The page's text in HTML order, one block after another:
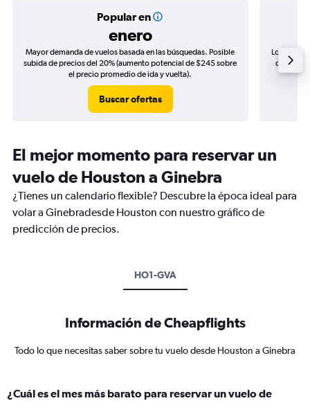
Popular en
enero
Mayor demanda de vuelos basada en las búsquedas. Posible
subida de precios del 20% (aumento potencial de $245 sobre
el precio promedio de ida y vuelta).
Buscar ofertas
Los
de
El mejor momento para reservar un
vuelo de Houston a Ginebra
¿Tienes un calendario flexible? Descubre la época ideal para
volar a Ginebradesde Houston con nuestro gráfico de
predicción de precios.
HO1-GVA
Información de Cheapflights
Todo lo que necesitas saber sobre tu vuelo desde Houston a Ginebra
¿Cuál es el mes más barato para reservar un vuelo de